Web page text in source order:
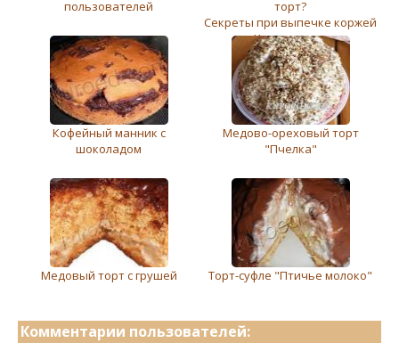
пользователей
торт?
Cекреты при выпечке коржей
для Киевского торта
Кофейный манник с
шоколадом
Медово-ореховый торт
"Пчелка"
Медовый торт с грушей Торт-суфле "Птичье молоко"
Комментарии пользователей: